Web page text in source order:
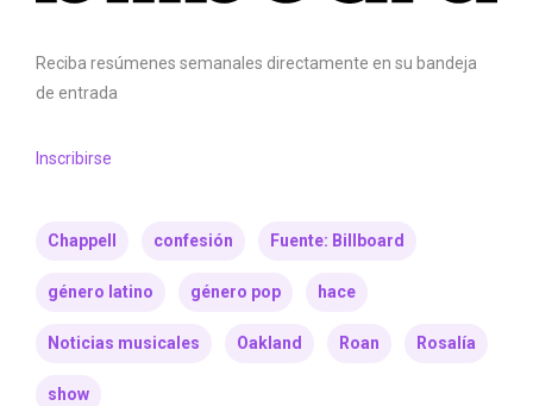
Reciba resúmenes semanales directamente en su bandeja
de entrada
Inscribirse
Chappell confesión Fuente: Billboard
género latino género pop hace
Noticias musicales Oakland Roan Rosalía
show